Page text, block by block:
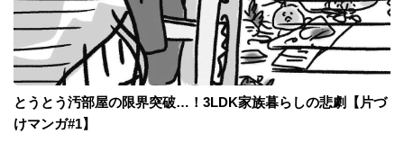
とうとう汚部屋の限界突破…！3LDK家族暮らしの悲劇【片づ
けマンガ#1】